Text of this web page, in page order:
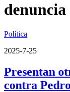
denuncia
Política
2025-7-25
Presentan
contra